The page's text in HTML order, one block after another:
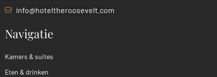
info@hoteltheroosevelt.com
Navigatie
Kamers & suites
Eten & drinken